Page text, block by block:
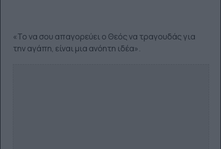
«Το να σου απαγορεύει ο Θεός να τραγουδάς για
την αγάπη, είναι μια ανόητη ιδέα».